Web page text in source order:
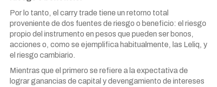
Por lo tanto, el carry trade tiene un retorno total
proveniente de dos fuentes de riesgo o beneficio: el riesgo
propio del instrumento en pesos que pueden ser bonos,
acciones o, como se ejemplifica habitualmente, las Leliq, y
el riesgo cambiario.
Mientras que el primero se refiere a la expectativa de
lograr ganancias de capital y devengamiento de intereses